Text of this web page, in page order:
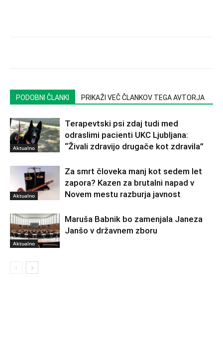
PODOBNI ČLANKI PRIKAŽI VEČ ČLANKOV TEGA AVTORJA
Aktualno
Terapevtski psi zdaj tudi med
odraslimi pacienti UKC Ljubljana:
“Živali zdravijo drugače kot zdravila”
Aktualno
Za smrt človeka manj kot sedem let
zapora? Kazen za brutalni napad v
Novem mestu razburja javnost
Aktualno
Maruša Babnik bo zamenjala Janeza
Janšo v državnem zboru